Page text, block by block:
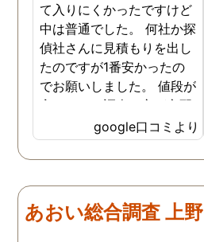
て入りにくかったですけど
中は普通でした。 何社か探
偵社さんに見積もりを出し
たのですが1番安かったの
でお願いしました。 値段が
安いので、調査の方が心配
でしたがしっかり浮気の証
拠を押さえて頂けました。
ありがとう御座いました。
探偵に頼む事のない人生を
歩みますね(笑)
google口コミより
あおい総合調査 上野